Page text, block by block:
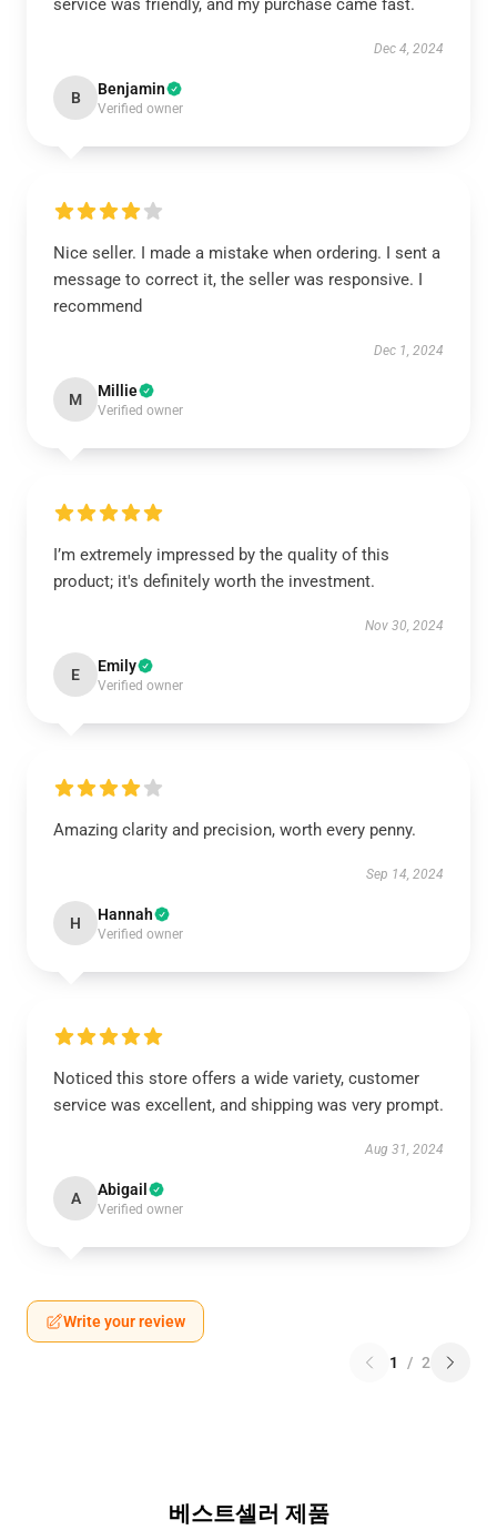
service was friendly, and my purchase came fast.
Dec 4, 2024
B Benjamin
Verified owner
Nice seller. I made a mistake when ordering. I sent a
message to correct it, the seller was responsive. I
recommend
Dec 1, 2024
M Millie
Verified owner
I’m extremely impressed by the quality of this
product; it's definitely worth the investment.
Nov 30, 2024
E Emily
Verified owner
Amazing clarity and precision, worth every penny.
Sep 14, 2024
H Hannah
Verified owner
Noticed this store offers a wide variety, customer
service was excellent, and shipping was very prompt.
Aug 31, 2024
A Abigail
Verified owner
Write your review
1 / 2
베스트셀러 제품